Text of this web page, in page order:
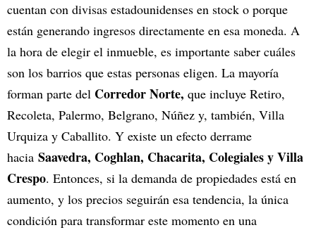
cuentan con divisas estadounidenses en stock o porque
están generando ingresos directamente en esa moneda. A
la hora de elegir el inmueble, es importante saber cuáles
son los barrios que estas personas eligen. La mayoría
forman parte del Corredor Norte, que incluye Retiro,
Recoleta, Palermo, Belgrano, Núñez y, también, Villa
Urquiza y Caballito. Y existe un efecto derrame
hacia Saavedra, Coghlan, Chacarita, Colegiales y Villa
Crespo. Entonces, si la demanda de propiedades está en
aumento, y los precios seguirán esa tendencia, la única
condición para transformar este momento en una